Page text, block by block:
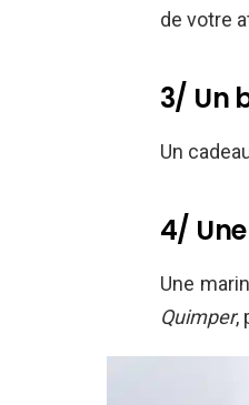
de votre
3/ Un
Un
4/
Une
Quimper,